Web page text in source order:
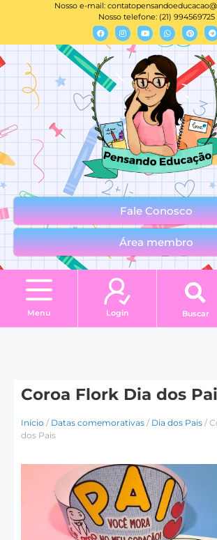
Nosso e-mail:
Nosso telefone: (21) 994569725
Fale Conosco
Área membro
Menu Login Buscar
Coroa Flork Dia dos
Início / Datas comemorativas / Dia dos Pais /
dos Pais